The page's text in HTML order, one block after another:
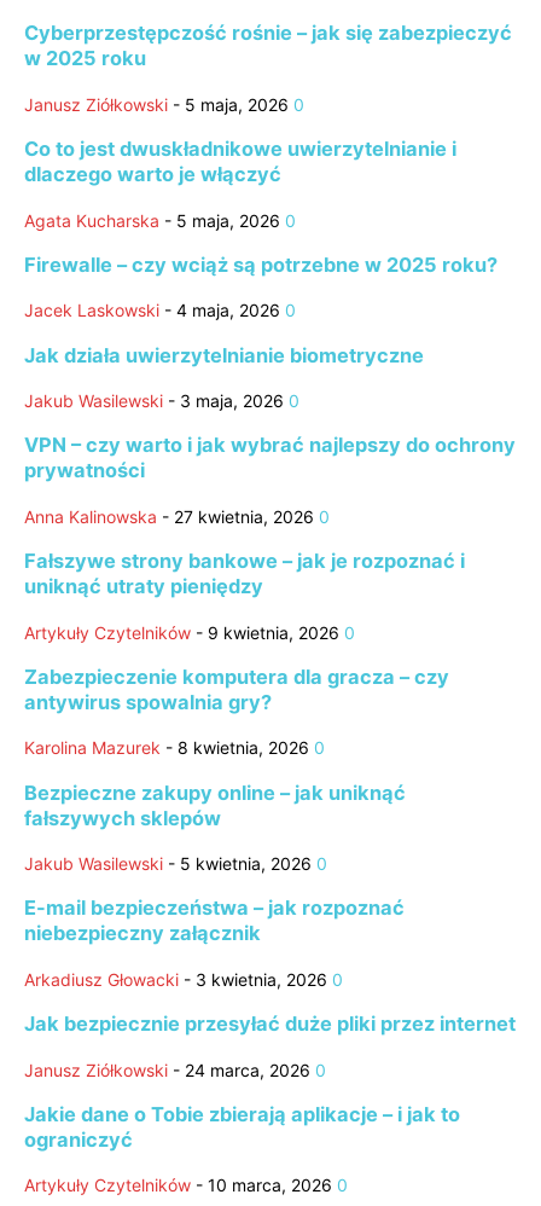
Cyberprzestępczość rośnie – jak się zabezpieczyć
w 2025 roku
Janusz Ziółkowski - 5 maja, 2026 0
Co to jest dwuskładnikowe uwierzytelnianie i
dlaczego warto je włączyć
Agata Kucharska - 5 maja, 2026 0
Firewalle – czy wciąż są potrzebne w 2025 roku?
Jacek Laskowski - 4 maja, 2026 0
Jak działa uwierzytelnianie biometryczne
Jakub Wasilewski - 3 maja, 2026 0
VPN – czy warto i jak wybrać najlepszy do ochrony
prywatności
Anna Kalinowska - 27 kwietnia, 2026 0
Fałszywe strony bankowe – jak je rozpoznać i
uniknąć utraty pieniędzy
Artykuły Czytelników - 9 kwietnia, 2026 0
Zabezpieczenie komputera dla gracza – czy
antywirus spowalnia gry?
Karolina Mazurek - 8 kwietnia, 2026 0
Bezpieczne zakupy online – jak uniknąć
fałszywych sklepów
Jakub Wasilewski - 5 kwietnia, 2026 0
E-mail bezpieczeństwa – jak rozpoznać
niebezpieczny załącznik
Arkadiusz Głowacki - 3 kwietnia, 2026 0
Jak bezpiecznie przesyłać duże pliki przez internet
Janusz Ziółkowski - 24 marca, 2026 0
Jakie dane o Tobie zbierają aplikacje – i jak to
ograniczyć
Artykuły Czytelników - 10 marca, 2026 0